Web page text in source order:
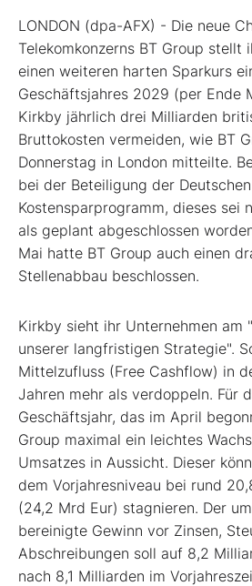
LONDON (dpa-AFX) - Die neue
Telekomkonzerns BT Group stellt
einen weiteren harten Sparkurs
Geschäftsjahres 2029 (per Ende
Kirkby jährlich drei Milliarden
Bruttokosten vermeiden, wie BT
Donnerstag in London mitteilte.
bei der Beteiligung der
Kostensparprogramm, dieses sei
als geplant abgeschlossen
Mai hatte BT Group auch einen
Stellenabbau beschlossen.
Kirkby sieht ihr Unternehmen am
unserer langfristigen Strategie".
Mittelzufluss (Free Cashflow) in
Jahren mehr als verdoppeln. Für
Geschäftsjahr, das im April
Group maximal ein leichtes
Umsatzes in Aussicht. Dieser
dem Vorjahresniveau bei rund
(24,2 Mrd Eur) stagnieren. Der
bereinigte Gewinn vor Zinsen,
Abschreibungen soll auf 8,2
nach 8,1 Milliarden im